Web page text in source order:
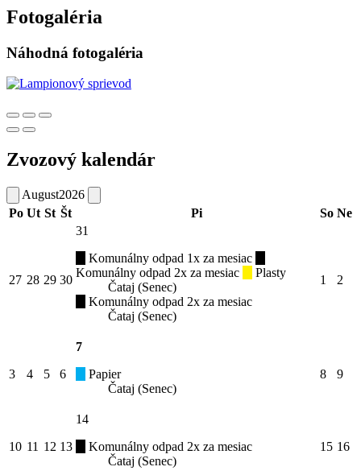
Fotogaléria
Náhodná fotogaléria
Zvozový kalendár
August2026
Po Ut St Št Pi So Ne
27 28 29 30
31
Komunálny odpad 1x za mesiac
Komunálny odpad 2x za mesiac
Plasty
Čataj (Senec)
Komunálny odpad 2x za mesiac
Čataj (Senec)
1 2
3 4 5 6
7
Papier
Čataj (Senec)
8 9
10 11 12 13
14
Komunálny odpad 2x za mesiac
Čataj (Senec)
15 16